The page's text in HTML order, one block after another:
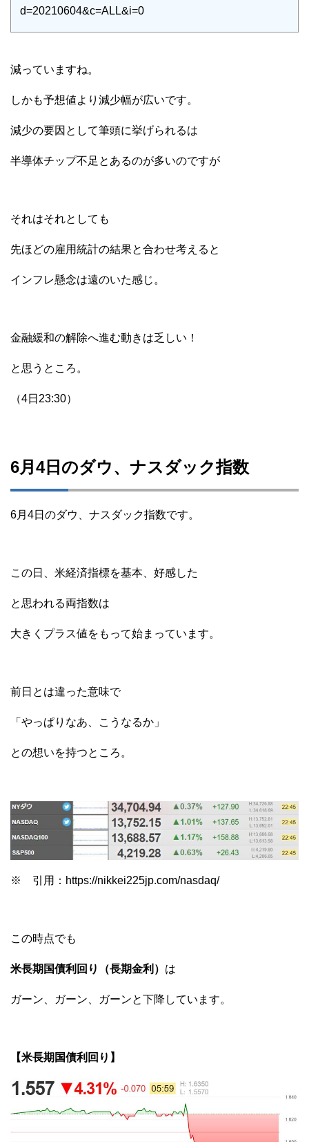
d=20210604&c=ALL&i=0
減っていますね。
しかも予想値より減少幅が広いです。
減少の要因として筆頭に挙げられるは
半導体チップ不足とあるのが多いのですが
それはそれとしても
先ほどの雇用統計の結果と合わせ考えると
インフレ懸念は遠のいた感じ。
金融緩和の解除へ進む動きは乏しい！
と思うところ。
（4日23:30）
6月4日のダウ、ナスダック指数
6月4日のダウ、ナスダック指数です。
この日、米経済指標を基本、好感した
と思われる両指数は
大きくプラス値をもって始まっています。
前日とは違った意味で
「やっぱりなあ、こうなるか」
との想いを持つところ。
※ 引用：https://nikkei225jp.com/nasdaq/
この時点でも
米長期国債利回り（長期金利） は
ガーン、ガーン、ガーンと下降しています。
【米長期国債利回り】